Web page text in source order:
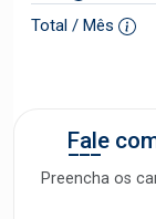
Total / Mês
Fale
Preencha os